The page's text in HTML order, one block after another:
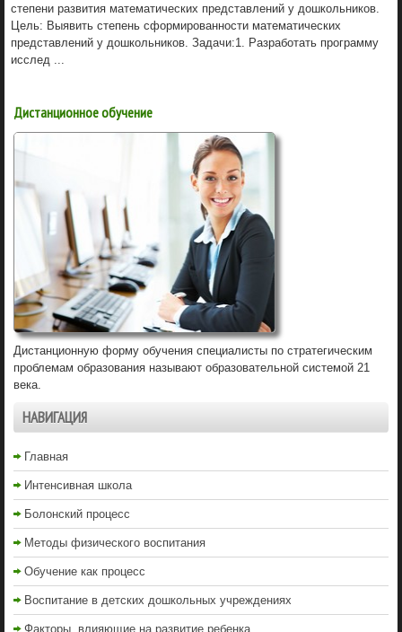
степени развития математических представлений у дошкольников.
Цель: Выявить степень сформированности математических
представлений у дошкольников. Задачи:1. Разработать программу
исслед ...
Дистанционное обучение
Дистанционную форму обучения специалисты по стратегическим
проблемам образования называют образовательной системой 21
века.
НАВИГАЦИЯ
Главная
Интенсивная школа
Болонский процесс
Методы физического воспитания
Обучение как процесс
Воспитание в детских дошкольных учреждениях
Факторы, влияющие на развитие ребенка